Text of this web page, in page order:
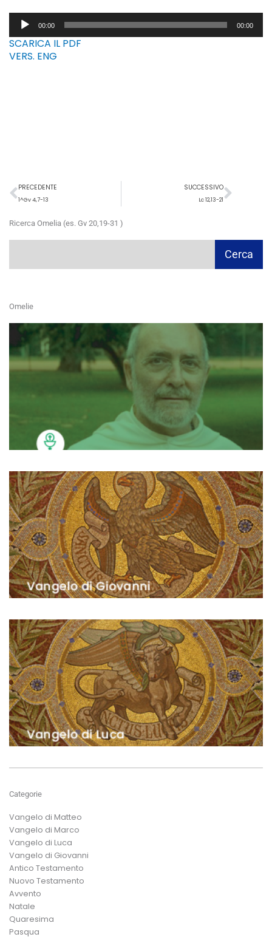
Audio
Player00:00 00:00
SCARICA IL PDF
VERS. ENG
Precedente
PRECEDENTE
1^Gv 4,7-13
SUCCESSIVO
Lc 12,13-21
Ricerca Omelia (es. Gv 20,19-31 )
Cerca
Omelie
Categorie
Vangelo di Matteo
Vangelo di Marco
Vangelo di Luca
Vangelo di Giovanni
Antico Testamento
Nuovo Testamento
Avvento
Natale
Quaresima
Pasqua